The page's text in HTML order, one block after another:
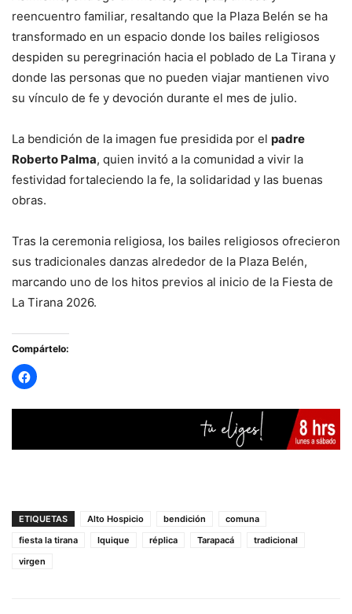
reencuentro familiar, resaltando que la Plaza Belén se ha
transformado en un espacio donde los bailes religiosos
despiden su peregrinación hacia el poblado de La Tirana y
donde las personas que no pueden viajar mantienen vivo
su vínculo de fe y devoción durante el mes de julio.
La bendición de la imagen fue presidida por el padre
Roberto Palma, quien invitó a la comunidad a vivir la
festividad fortaleciendo la fe, la solidaridad y las buenas
obras.
Tras la ceremonia religiosa, los bailes religiosos ofrecieron
sus tradicionales danzas alrededor de la Plaza Belén,
marcando uno de los hitos previos al inicio de la Fiesta de
La Tirana 2026.
Compártelo:
ETIQUETAS Alto Hospicio bendición
comuna
fiesta la tirana
Iquique réplica Tarapacá
tradicional
virgen